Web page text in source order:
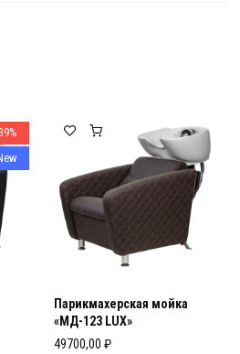
114000,00 ₽.
Парикмахерская мойка
«МД-123 LUX»
49700,00 ₽